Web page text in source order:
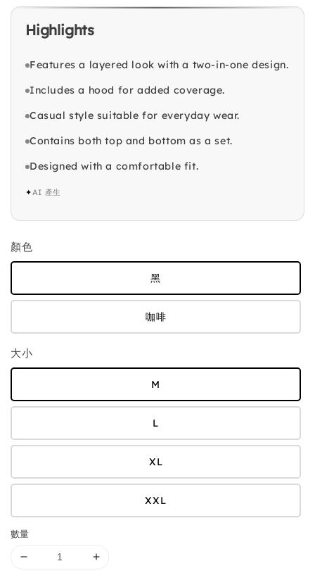
Highlights
Features a layered look with a two-in-one design.
Includes a hood for added coverage.
Casual style suitable for everyday wear.
Contains both top and bottom as a set.
Designed with a comfortable fit.
✦AI 產生
顏色
黑
咖啡
大小
M
L
XL
XXL
數量